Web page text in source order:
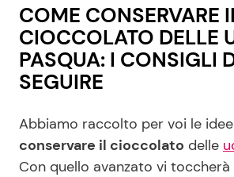
Pubblicità
Privacy Policy
COME CONSERVARE
CIOCCOLATO DELLE
PASQUA: I CONSIGLI
SEGUIRE
Abbiamo raccolto per voi le
conservare il cioccolato delle
Con quello avanzato vi